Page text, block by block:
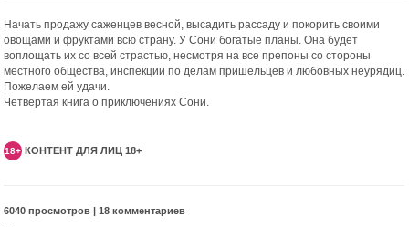
Начать продажу саженцев весной, высадить рассаду и покорить своими
овощами и фруктами всю страну. У Сони богатые планы. Она будет
воплощать их со всей страстью, несмотря на все препоны со стороны
местного общества, инспекции по делам пришельцев и любовных неурядиц.
Пожелаем ей удачи.
Четвертая книга о приключениях Сони.
18+ КОНТЕНТ ДЛЯ ЛИЦ 18+
6040 просмотров | 18 комментариев